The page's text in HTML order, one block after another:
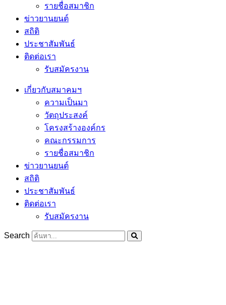
รายชื่อสมาชิก
ข่าวยานยนต์
สถิติ
ประชาสัมพันธ์
ติดต่อเรา
รับสมัครงาน
เกี่ยวกับสมาคมฯ
ความเป็นมา
วัตถุประสงค์
โครงสร้างองค์กร
คณะกรรมการ
รายชื่อสมาชิก
ข่าวยานยนต์
สถิติ
ประชาสัมพันธ์
ติดต่อเรา
รับสมัครงาน
Search